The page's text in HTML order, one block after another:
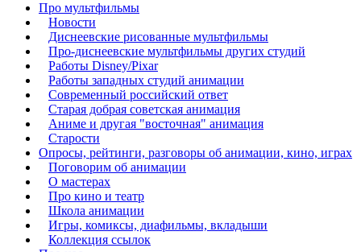
Про мультфильмы
Новости
Диснеевские рисованные мультфильмы
Про-диснеевские мультфильмы других студий
Работы Disney/Pixar
Работы западных студий анимации
Современный российский ответ
Старая добрая советская анимация
Аниме и другая "восточная" анимация
Старости
Опросы, рейтинги, разговоры об анимации, кино, играх
Поговорим об анимации
О мастерах
Про кино и театр
Школа анимации
Игры, комиксы, диафильмы, вкладыши
Коллекция ссылок